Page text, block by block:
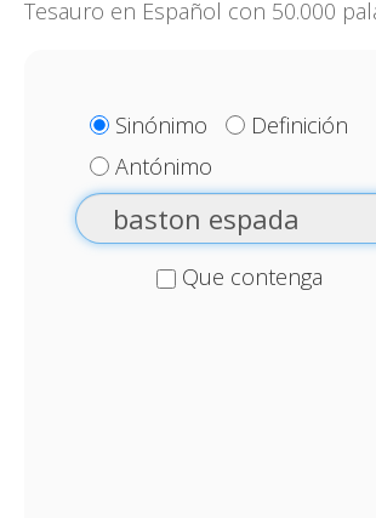
Tesauro en Español con 50.000
Sinónimo
Definición
Antónimo
Que contenga